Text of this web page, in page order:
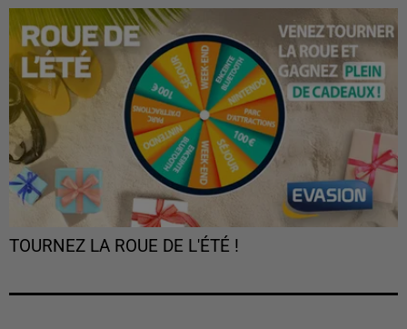
TOURNEZ LA ROUE DE L'ÉTÉ !